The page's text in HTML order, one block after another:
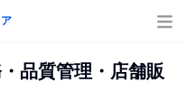
品質管理・店舗販